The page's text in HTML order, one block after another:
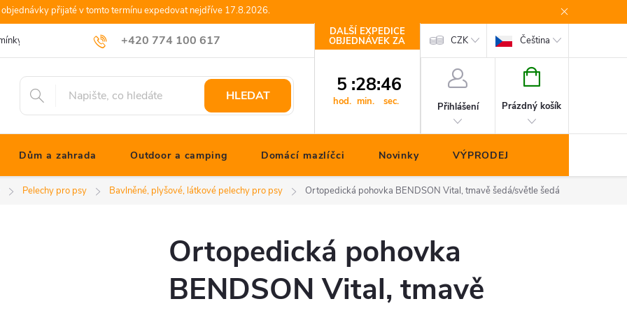
přijaté v tomto termínu expedovat nejdříve 17.8.2026.
+420 774 100 617
info@jonathanshop.cz
Podmínky ochrany osobních údajů Blog JONATHANshop.cz Kontakty CZK Čeština
HLEDAT
DALŠÍ EXPEDICE
OBJEDNÁVEK ZA
5
hod.
:28
min.
:45
sec. Přihlášení
NÁKUPNÍ
Prázdný košík
Dům a zahrada Outdoor a camping Domácí mazlíčci Novinky VÝPRODEJ
Pelechy pro psy Bavlněné, plyšové, látkové pelechy pro psy Ortopedická pohovka BENDSON Vital, tmavě šedá/světle šedá
Ortopedická pohovka
BENDSON Vital, tmavě